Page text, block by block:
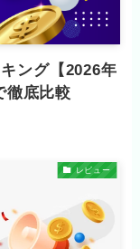
ング【2026年
徹底比較
レビュー